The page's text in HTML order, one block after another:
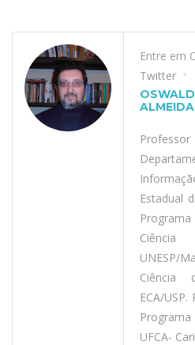
Entre em
Twitter
Estadual
UNESP/
Ciência
ECA/
UFCA-